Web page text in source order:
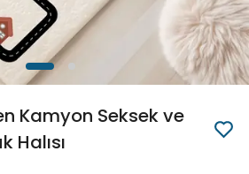
Kamyon Seksek ve
Halısı